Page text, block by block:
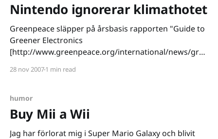
Nintendo ignorerar klimathotet
Greenpeace släpper på årsbasis rapporten "Guide to
Greener Electronics
[http://www.greenpeace.org/international/news/gree
elektronikbranschens miljövänlighet granskas. För
[http://www.greenpeace.org/raw/content/internation
al/press/reports/greener-electronics-nintendo-r.pdf]
höjden av pinsamhet, företaget
28 nov 20071 min read
humor
Buy Mii a Wii
Jag har förlorat mig i Super Mario Galaxy och blivit